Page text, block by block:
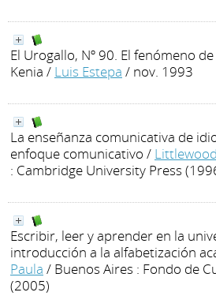
El Urogallo, Nº 90. El fenómeno
Kenia / Luis Estepa / nov. 1993
La enseñanza comunicativa de
enfoque comunicativo /
: Cambridge University Press
Escribir, leer y aprender en la
introducción a la alfabetización
Paula / Buenos Aires : Fondo de
(2005)